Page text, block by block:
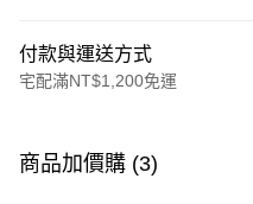
付款與運送方式
宅配滿NT$1,200免運
信用卡一次付款
商品加價購 (3)